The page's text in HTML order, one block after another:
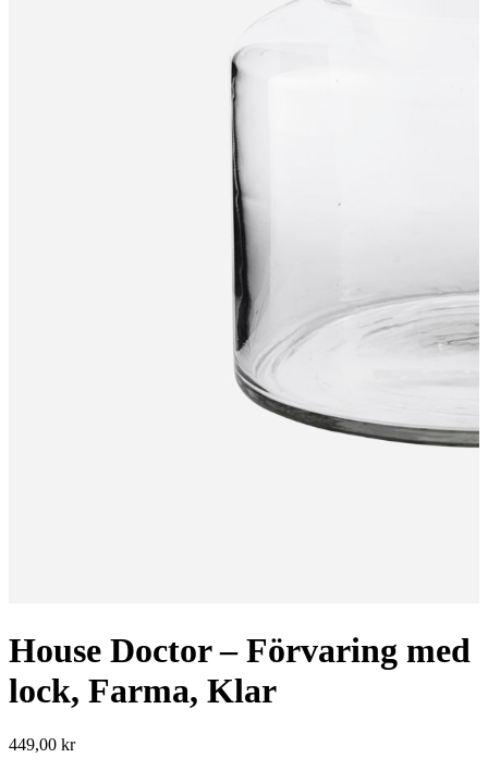
House Doctor – Förvaring med
lock, Farma, Klar
449,00 kr